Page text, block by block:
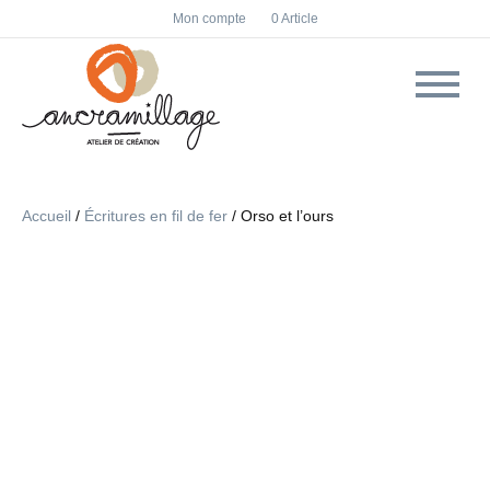
F
a
c
I
n
s
Mon compte 0 Article
Accueil / Écritures en fil de fer / Orso et l’ours